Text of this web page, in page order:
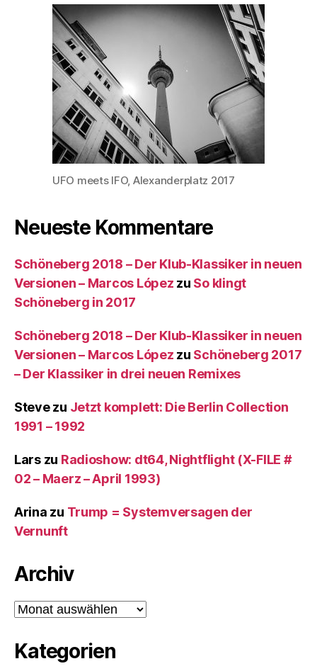
UFO meets IFO, Alexanderplatz 2017
Neueste Kommentare
Schöneberg 2018 – Der Klub-Klassiker in neuen
Versionen – Marcos López zu So klingt
Schöneberg in 2017
Schöneberg 2018 – Der Klub-Klassiker in neuen
Versionen – Marcos López zu Schöneberg 2017
– Der Klassiker in drei neuen Remixes
Stevezu Jetzt komplett: Die Berlin Collection
1991 – 1992
Larszu Radioshow: dt64, Nightflight (X-FILE #
02 – Maerz – April 1993)
Arina zu Trump = Systemversagen der
Vernunft
Archiv
Archiv
Kategorien